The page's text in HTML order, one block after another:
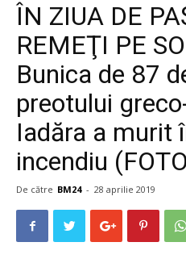
ÎN ZIUA DE
REMEŢI PE
Bunica de 87
preotului
Iadăra a murit
incendiu
De către BM24 - 28 aprilie 2019